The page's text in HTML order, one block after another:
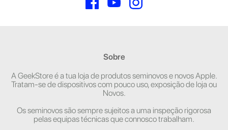
Sobre
A GeekStore é a tua loja de produtos seminovos e novos Apple.
Tratam-se de dispositivos com pouco uso, exposição de loja ou
Novos.
Os seminovos são sempre sujeitos a uma inspeção rigorosa
pelas equipas técnicas que connosco trabalham.